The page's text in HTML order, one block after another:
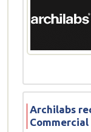
Archilabs